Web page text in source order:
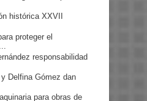
histórica XXVII
proteger el
responsabilidad
Delfina Gómez dan
para obras de